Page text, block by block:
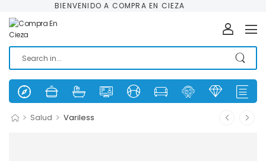
BIENVENIDO A COMPRA EN CIEZA
> Salud > Variless